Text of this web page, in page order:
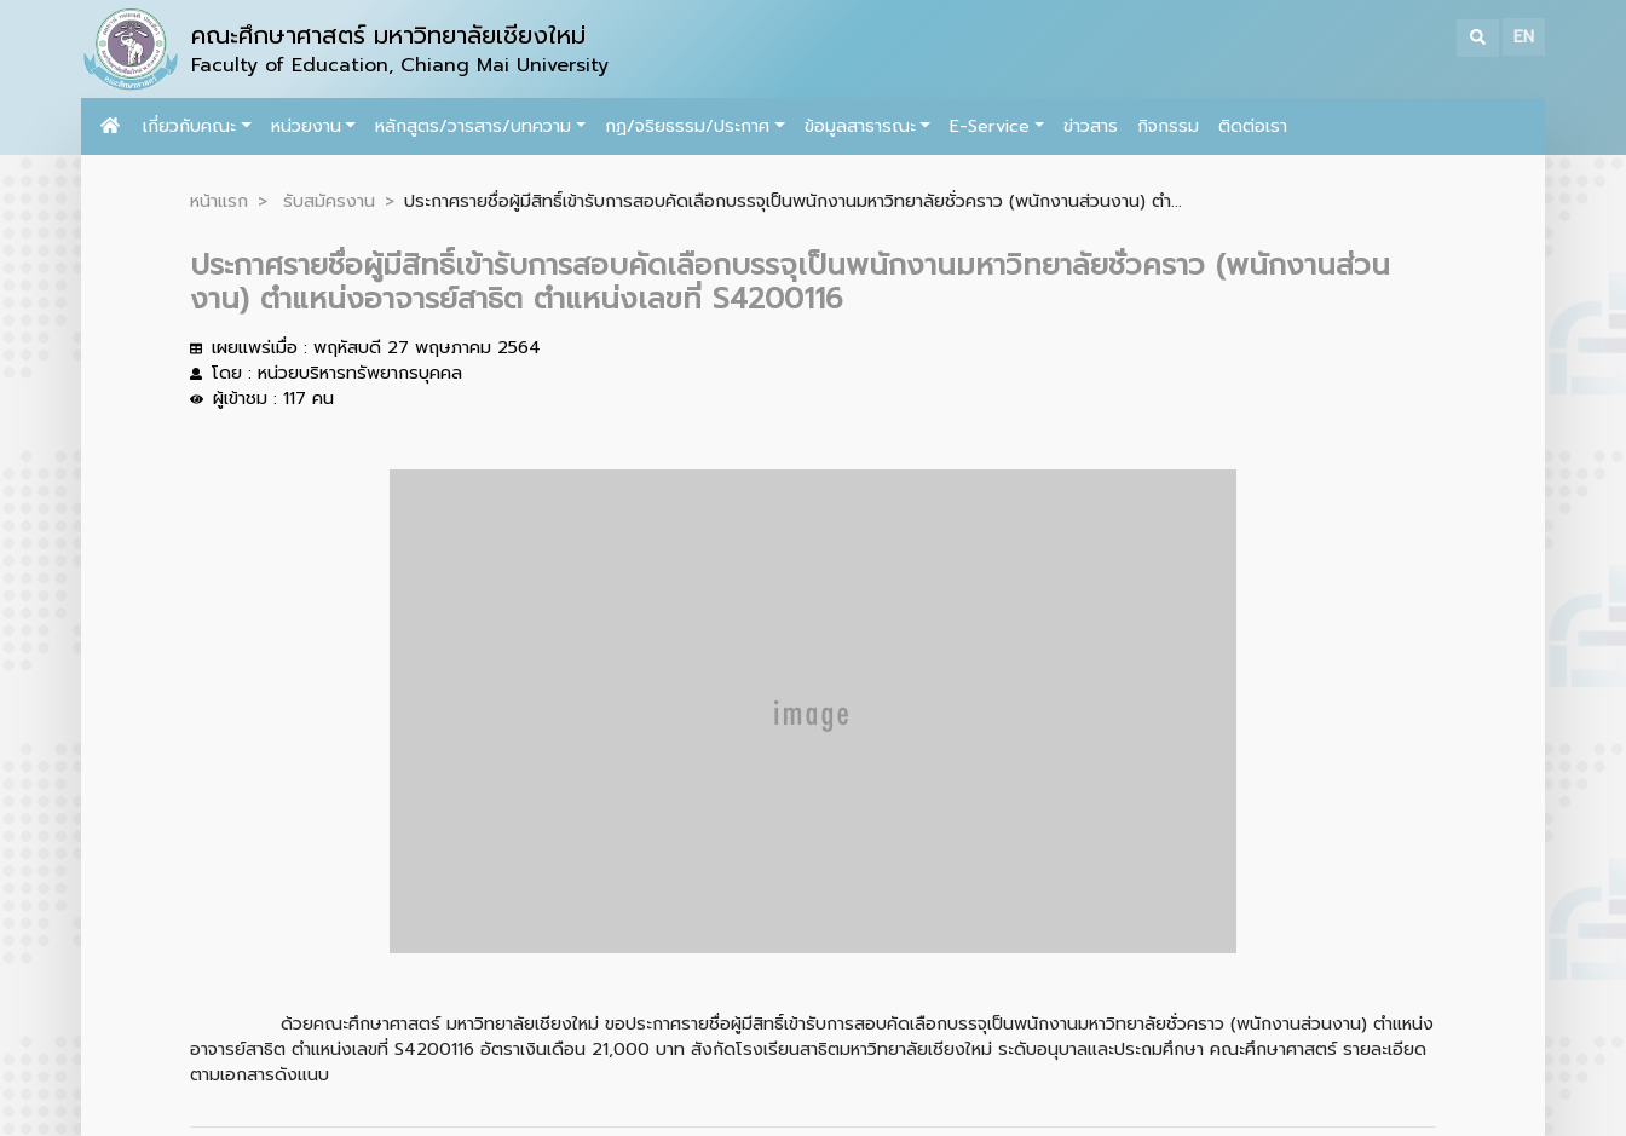
คณะศึกษาศาสตร์ มหาวิทยาลัยเชียงใหม่
Faculty of Education, Chiang Mai University
EN
เกี่ยวกับคณะ หน่วยงาน หลักสูตร/วารสาร/บทความ กฏ/จริยธรรม/ประกาศ ข้อมูลสาธารณะ E-Service ข่าวสาร กิจกรรม ติดต่อเรา
หน้าแรก รับสมัครงาน ประกาศรายชื่อผู้มีสิทธิ์เข้ารับการสอบคัดเลือกบรรจุเป็นพนักงานมหาวิทยาลัยชั่วคราว (พนักงานส่วนงาน) ตำ...
ประกาศรายชื่อผู้มีสิทธิ์เข้ารับการสอบคัดเลือกบรรจุเป็นพนักงานมหาวิทยาลัยชั่วคราว (พนักงานส่วน
งาน) ตำแหน่งอาจารย์สาธิต ตำแหน่งเลขที่ S4200116
เผยแพร่เมื่อ : พฤหัสบดี 27 พฤษภาคม 2564
โดย : หน่วยบริหารทรัพยากรบุคคล
ผู้เข้าชม : 117 คน
ด้วยคณะศึกษาศาสตร์ มหาวิทยาลัยเชียงใหม่ ขอประกาศรายชื่อผู้มีสิทธิ์เข้ารับการสอบคัดเลือกบรรจุเป็นพนักงานมหาวิทยาลัยชั่วคราว (พนักงานส่วนงาน) ตำแหน่ง
อาจารย์สาธิต ตำแหน่งเลขที่ S4200116 อัตราเงินเดือน 21,000 บาท สังกัดโรงเรียนสาธิตมหาวิทยาลัยเชียงใหม่ ระดับอนุบาลและประถมศึกษา คณะศึกษาศาสตร์ รายละเอียด
ตามเอกสารดังแนบ